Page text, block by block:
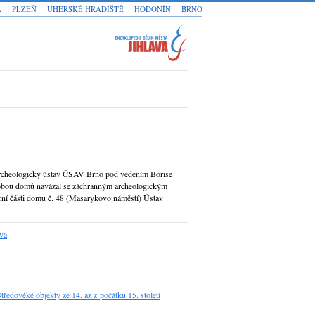
ústav ČSAV Brno pod vedením Borise
domů navázal se záchranným archeologickým
části domu č. 48 (Masarykovo náměstí) Ústav
objekty ze 14. až z počátku 15. století
BRNO
HODONÍN
UHERSKÉ HRADIŠTĚ
PLZEŇ